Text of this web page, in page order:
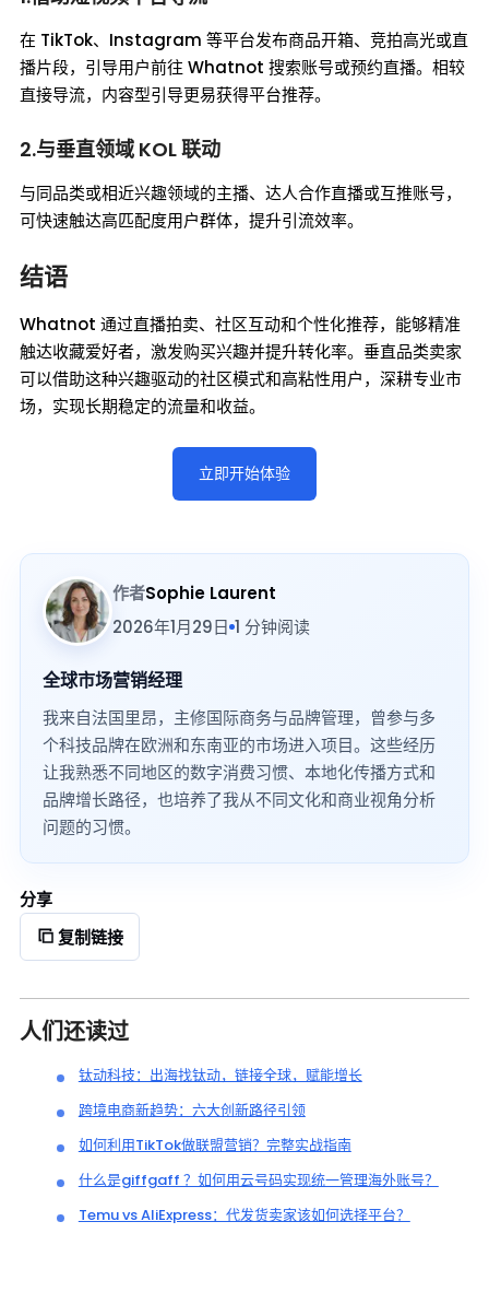
在 TikTok、Instagram 等平台发布商品开箱、竞拍高光或直
播片段，引导用户前往 Whatnot 搜索账号或预约直播。相较
直接导流，内容型引导更易获得平台推荐。
2.与垂直领域 KOL 联动
与同品类或相近兴趣领域的主播、达人合作直播或互推账号，
可快速触达高匹配度用户群体，提升引流效率。
结语
Whatnot 通过直播拍卖、社区互动和个性化推荐，能够精准
触达收藏爱好者，激发购买兴趣并提升转化率。垂直品类卖家
可以借助这种兴趣驱动的社区模式和高粘性用户，深耕专业市
场，实现长期稳定的流量和收益。
立即开始体验
作者Sophie Laurent
2026年1月29日 1 分钟阅读
全球市场营销经理
我来自法国里昂，主修国际商务与品牌管理，曾参与多
个科技品牌在欧洲和东南亚的市场进入项目。这些经历
让我熟悉不同地区的数字消费习惯、本地化传播方式和
品牌增长路径，也培养了我从不同文化和商业视角分析
问题的习惯。
分享
复制链接
人们还读过
钛动科技：出海找钛动，链接全球，赋能增长
跨境电商新趋势：六大创新路径引领
如何利用TikTok做联盟营销？完整实战指南
什么是giffgaff ？如何用云号码实现统一管理海外账号？
Temu vs AliExpress：代发货卖家该如何选择平台？